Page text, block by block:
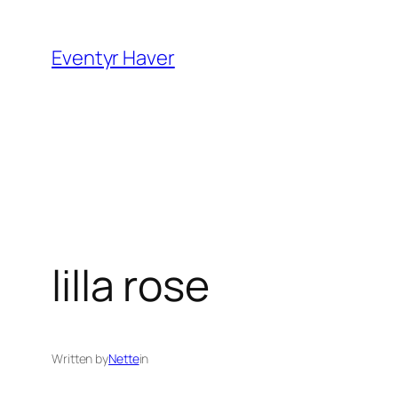
indhold
Eventyr Haver
lilla rose
Written byNettein